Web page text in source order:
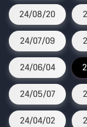
24/08/20
24/07/09
24/06/04
24/05/07
24/04/02